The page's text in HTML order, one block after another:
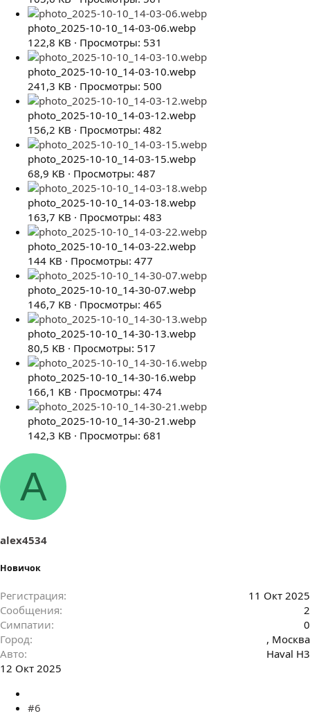
photo_2025-10-10_14-03-06.webp
122,8 KB · Просмотры: 531
photo_2025-10-10_14-03-10.webp
241,3 KB · Просмотры: 500
photo_2025-10-10_14-03-12.webp
156,2 KB · Просмотры: 482
photo_2025-10-10_14-03-15.webp
68,9 KB · Просмотры: 487
photo_2025-10-10_14-03-18.webp
163,7 KB · Просмотры: 483
photo_2025-10-10_14-03-22.webp
144 KB · Просмотры: 477
photo_2025-10-10_14-30-07.webp
146,7 KB · Просмотры: 465
photo_2025-10-10_14-30-13.webp
80,5 KB · Просмотры: 517
photo_2025-10-10_14-30-16.webp
166,1 KB · Просмотры: 474
photo_2025-10-10_14-30-21.webp
142,3 KB · Просмотры: 681
A
alex4534
Новичок
Регистрация
11 Окт 2025
Сообщения
2
Симпатии
0
Город
, Москва
Авто
Haval H3
12 Окт 2025
#6